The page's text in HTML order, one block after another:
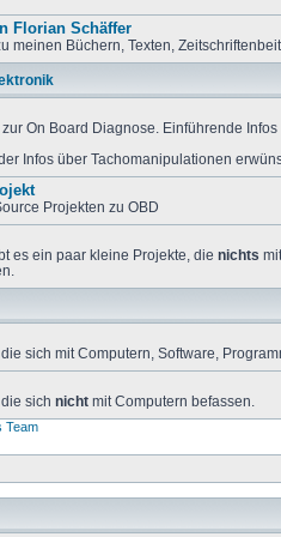
Florian Schäffer
meinen Büchern, Texten,
On Board Diagnose. Einführende
Infos über Tachomanipulationen
Projekten zu OBD
es ein paar kleine Projekte, die nichts
sich mit Computern, Software,
sich nicht mit Computern befassen.
Team